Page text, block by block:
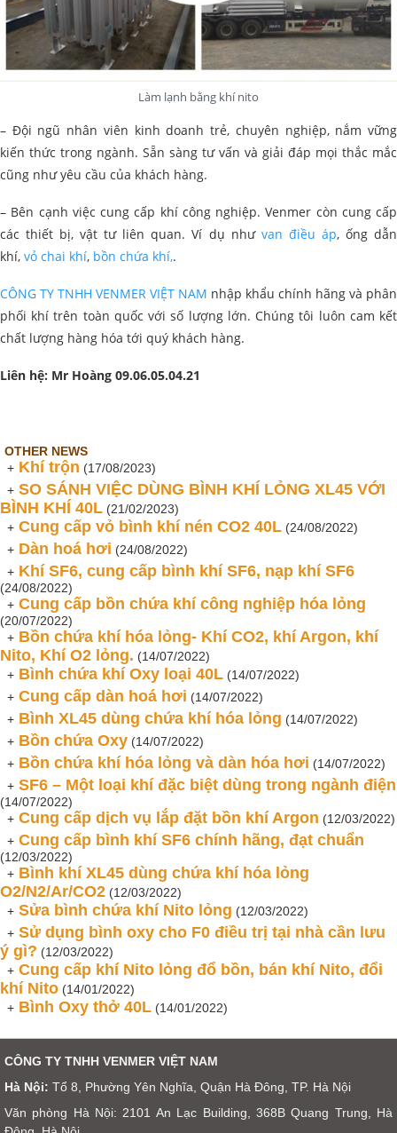
Làm lạnh bằng khí nito
– Đội ngũ nhân viên kinh doanh trẻ, chuyên nghiệp, nắm vững
kiến thức trong ngành. Sẵn sàng tư vấn và giải đáp mọi thắc mắc
cũng như yêu cầu của khách hàng.
– Bên cạnh việc cung cấp khí công nghiệp. Venmer còn cung cấp
các thiết bị, vật tư liên quan. Ví dụ như van điều áp, ống dẫn
khí, vỏ chai khí, bồn chứa khí,.
CÔNG TY TNHH VENMER VIỆT NAM nhập khẩu chính hãng và phân
phối khí trên toàn quốc với số lượng lớn. Chúng tôi luôn cam kết
chất lượng hàng hóa tới quý khách hàng.
Liên hệ: Mr Hoàng 09.06.05.04.21
OTHER NEWS
+ Khí trộn (17/08/2023)
+ SO SÁNH VIỆC DÙNG BÌNH KHÍ LỎNG XL45 VỚI
BÌNH KHÍ 40L (21/02/2023)
+ Cung cấp vỏ bình khí nén CO2 40L (24/08/2022)
+ Dàn hoá hơi (24/08/2022)
+ Khí SF6, cung cấp bình khí SF6, nạp khí SF6
(24/08/2022)
+ Cung cấp bồn chứa khí công nghiệp hóa lỏng
(20/07/2022)
+ Bồn chứa khí hóa lỏng- Khí CO2, khí Argon, khí
Nito, Khí O2 lỏng. (14/07/2022)
+ Bình chứa khí Oxy loại 40L (14/07/2022)
+ Cung cấp dàn hoá hơi (14/07/2022)
+ Bình XL45 dùng chứa khí hóa lỏng (14/07/2022)
+ Bồn chứa Oxy (14/07/2022)
+ Bồn chứa khí hóa lỏng và dàn hóa hơi (14/07/2022)
+ SF6 – Một loại khí đặc biệt dùng trong ngành điện
(14/07/2022)
+ Cung cấp dịch vụ lắp đặt bồn khí Argon (12/03/2022)
+ Cung cấp bình khí SF6 chính hãng, đạt chuẩn
(12/03/2022)
+ Bình khí XL45 dùng chứa khí hóa lỏng
O2/N2/Ar/CO2 (12/03/2022)
+ Sửa bình chứa khí Nito lỏng (12/03/2022)
+ Sử dụng bình oxy cho F0 điều trị tại nhà cần lưu
ý gì? (12/03/2022)
+ Cung cấp khí Nito lỏng đổ bồn, bán khí Nito, đổi
khí Nito (14/01/2022)
+ Bình Oxy thở 40L (14/01/2022)
CÔNG TY TNHH VENMER VIỆT NAM
Hà Nội: Tổ 8, Phường Yên Nghĩa, Quận Hà Đông, TP. Hà Nội
Văn phòng Hà Nội: 2101 An Lạc Building, 368B Quang Trung, Hà